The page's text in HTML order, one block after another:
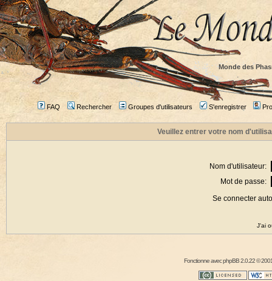
Monde des
FAQ Rechercher Groupes d'utilisateurs S'enregistrer
Veuillez entrer votre nom
Nom d'utilisateur:
Mot de passe:
Se connecter
J'ai
Fonctionne avecphpBB2.0.22 ©